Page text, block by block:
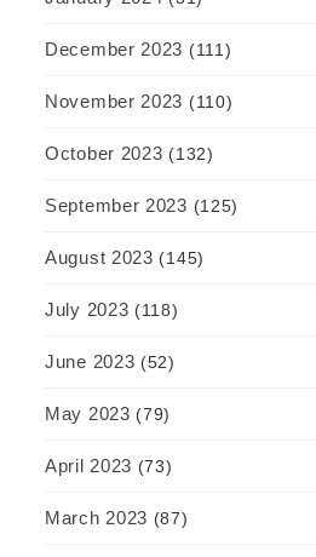
December 2023 (111)
November 2023 (110)
October 2023 (132)
September 2023 (125)
August 2023 (145)
July 2023 (118)
June 2023 (52)
May 2023 (79)
April 2023 (73)
March 2023 (87)